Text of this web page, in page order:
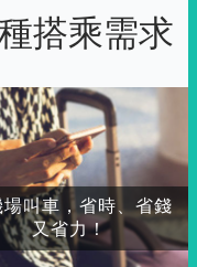
搭乘需求
場叫車，省時、省錢
又省力！